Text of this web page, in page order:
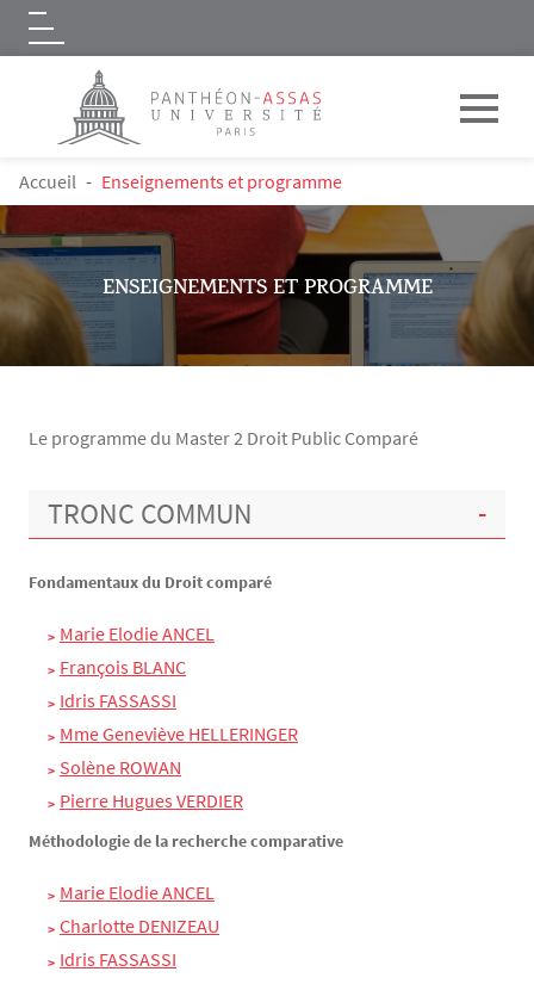
Aller au contenu principal
Logo
FIL D'ARIANE
Accueil Enseignements et programme
ENSEIGNEMENTS ET PROGRAMME
Le programme du Master 2 Droit Public Comparé
ContenuTRONC COMMUN
Fondamentaux du Droit comparé
Marie Elodie ANCEL
François BLANC
Idris FASSASSI
Mme Geneviève HELLERINGER
Solène ROWAN
Pierre Hugues VERDIER
Méthodologie de la recherche comparative
Marie Elodie ANCEL
Charlotte DENIZEAU
Idris FASSASSI